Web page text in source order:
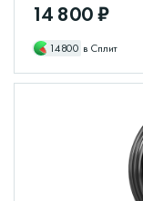
14 800 ₽
14800 в Сплит